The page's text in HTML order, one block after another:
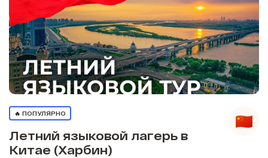
🔥 ПОПУЛЯРНО
Летний языковой лагерь в
Китае (Харбин)